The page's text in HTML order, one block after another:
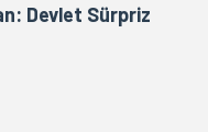
Devlet Sürpriz